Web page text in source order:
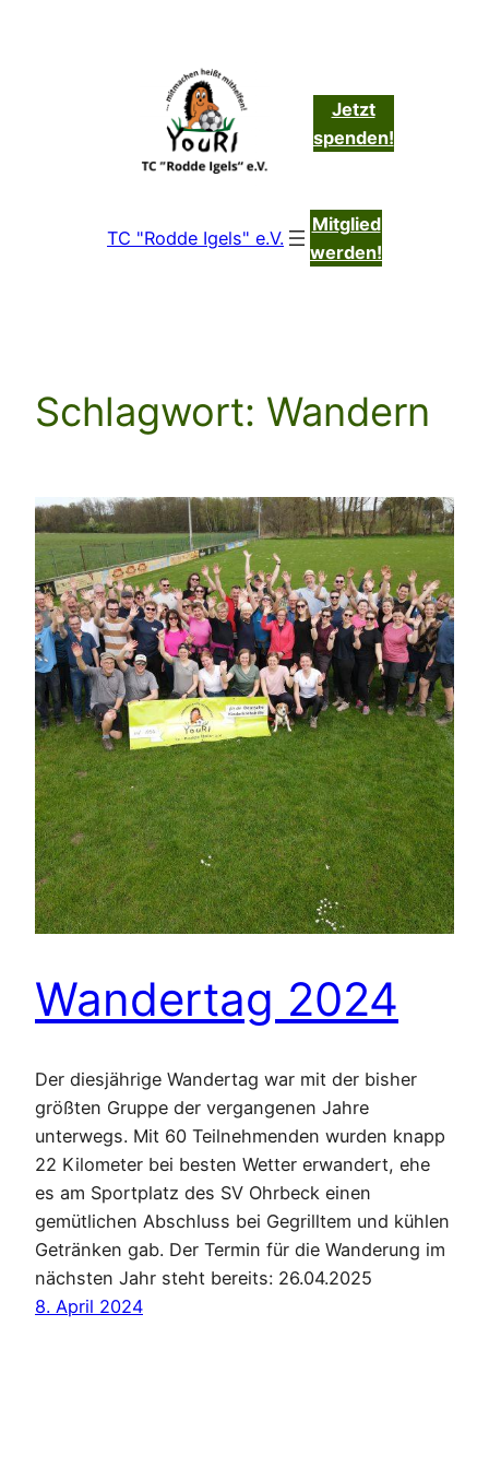
Jetzt
spenden!
TC "Rodde Igels" e.V.
Mitglied
werden!
Schlagwort: Wandern
Wandertag 2024
Der diesjährige Wandertag war mit der bisher
größten Gruppe der vergangenen Jahre
unterwegs. Mit 60 Teilnehmenden wurden knapp
22 Kilometer bei besten Wetter erwandert, ehe
es am Sportplatz des SV Ohrbeck einen
gemütlichen Abschluss bei Gegrilltem und kühlen
Getränken gab. Der Termin für die Wanderung im
nächsten Jahr steht bereits: 26.04.2025
8. April 2024